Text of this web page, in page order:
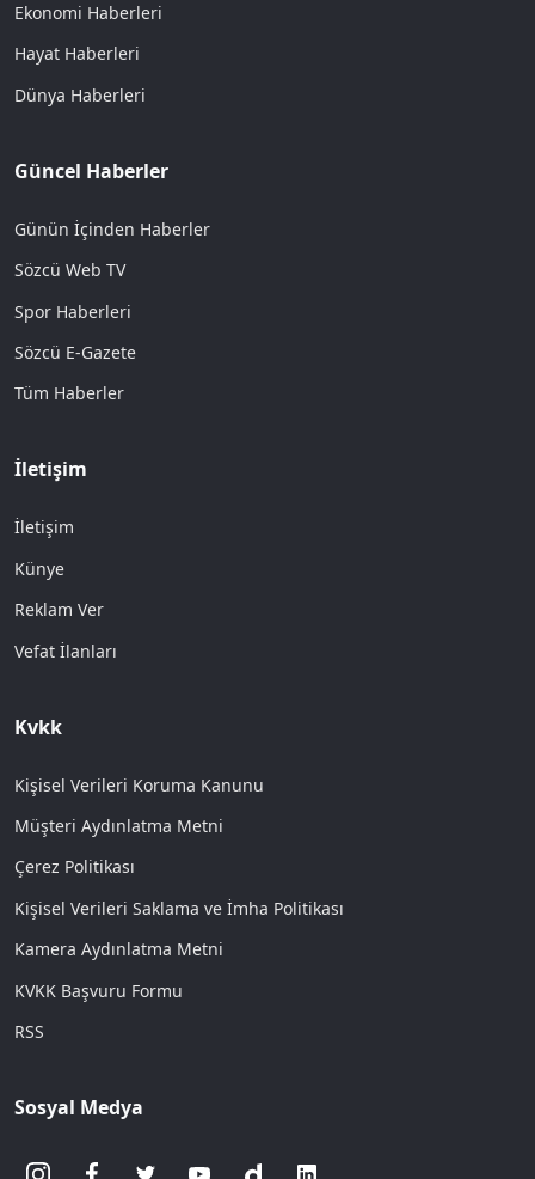
Ekonomi Haberleri
Hayat Haberleri
Dünya Haberleri
Güncel Haberler
Günün İçinden Haberler
Sözcü Web TV
Spor Haberleri
Sözcü E-Gazete
Tüm Haberler
İletişim
İletişim
Künye
Reklam Ver
Vefat İlanları
Kvkk
Kişisel Verileri Koruma Kanunu
Müşteri Aydınlatma Metni
Çerez Politikası
Kişisel Verileri Saklama ve İmha Politikası
Kamera Aydınlatma Metni
KVKK Başvuru Formu
RSS
Sosyal Medya